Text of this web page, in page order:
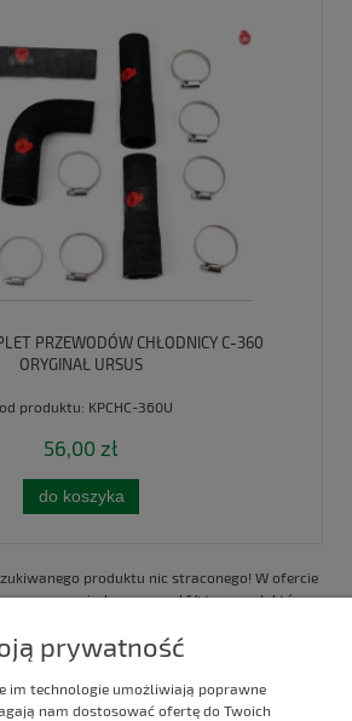
PRZEWODÓW CHŁODNICY C-360
ORYGINAŁ URSUS
produktu: KPCHC-360U
56,00 zł
do koszyka
produktu nic straconego! W ofercie
posiadamy ponad 14 tys. produktów
Kontakt
prywatność
im technologie umożliwiają poprawne
nam dostosować ofertę do Twoich